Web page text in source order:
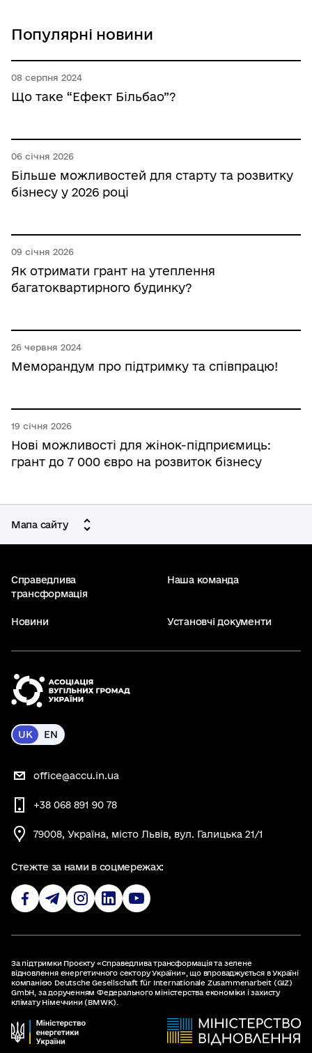
Популярні новини
08 серпня 2024
Що таке “Ефект Більбао”?
06 січня 2026
Більше можливостей для старту та розвитку
бізнесу у 2026 році
09 січня 2026
Як отримати грант на утеплення
багатоквартирного будинку?
26 червня 2024
Меморандум про підтримку та співпрацю!
19 січня 2026
Нові можливості для жінок-підприємиць:
грант до 7 000 євро на розвиток бізнесу
Мапа сайту
UK EN
Справедлива
трансформація
Наша команда
Новини Установчі документи
office@accu.in.ua
+38 068 891 90 78
79008, Україна, місто Львів, вул. Галицька 21/1
Стежте за нами в соцмережах:
За підтримки Проєкту «Справедлива трансформація та зелене
відновлення енергетичного сектору України», що впроваджується в Україні
компанією Deutsche Gesellschaft für Internationale Zusammenarbeit (GIZ)
GmbH, за дорученням Федерального міністерства економіки і захисту
клімату Німеччини (BMWK).